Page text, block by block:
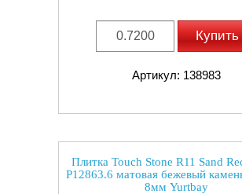
Купить
Артикул: 138983
Плитка Touch Stone R11 Sand
P12863.6 матовая бежевый
8мм Yurtbay